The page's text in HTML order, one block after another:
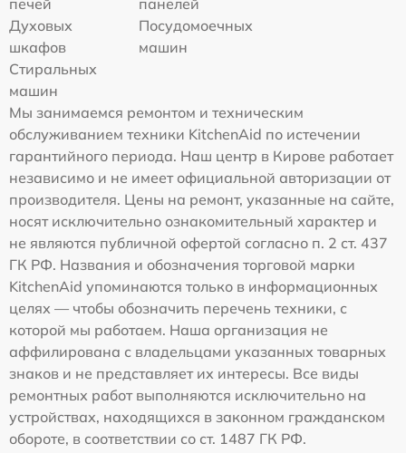
печей
панелей
Духовых
шкафов
Посудомоечных
машин
Стиральных
машин
Мы занимаемся ремонтом и техническим
обслуживанием техники KitchenAid по истечении
гарантийного периода. Наш центр в Кирове работает
независимо и не имеет официальной авторизации от
производителя. Цены на ремонт, указанные на сайте,
носят исключительно ознакомительный характер и
не являются публичной офертой согласно п. 2 ст. 437
ГК РФ. Названия и обозначения торговой марки
KitchenAid упоминаются только в информационных
целях — чтобы обозначить перечень техники, с
которой мы работаем. Наша организация не
аффилирована с владельцами указанных товарных
знаков и не представляет их интересы. Все виды
ремонтных работ выполняются исключительно на
устройствах, находящихся в законном гражданском
обороте, в соответствии со ст. 1487 ГК РФ.